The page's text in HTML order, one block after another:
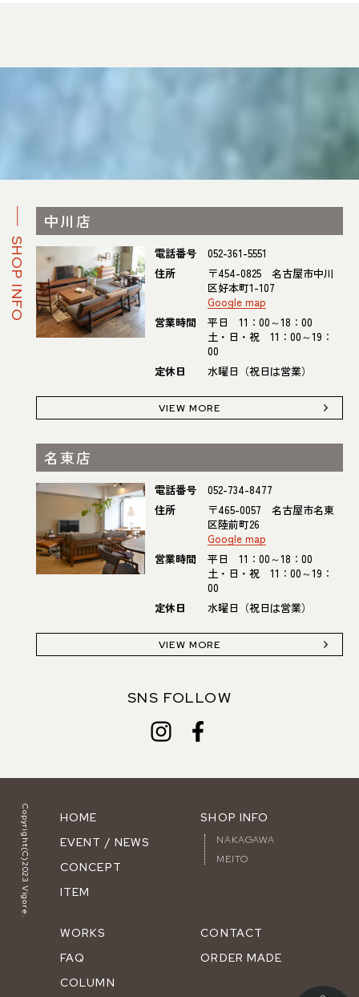
SHOP INFO
中川店
電話番号
052-361-5551
住所
〒454-0825 名古屋市中川
区好本町1-107
Google map
営業時間
平日 11：00～18：00
土・日・祝 11：00～19：
00
定休日
水曜日（祝日は営業）
VIEW MORE
名東店
電話番号
052-734-8477
住所
〒465-0057 名古屋市名東
区陸前町26
Google map
営業時間
平日 11：00～18：00
土・日・祝 11：00～19：
00
定休日
水曜日（祝日は営業）
VIEW MORE
SNS FOLLOW
Copyright(C)2023 Vigore.
HOME
EVENT / NEWS
CONCEPT
ITEM
SHOP INFO
NAKAGAWA
MEITO
WORKS
FAQ
COLUMN
CONTACT
ORDER MADE